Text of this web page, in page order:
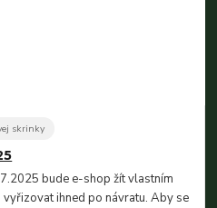
skrinky
bude e-shop žít vlastním
ihned po návratu. Aby se